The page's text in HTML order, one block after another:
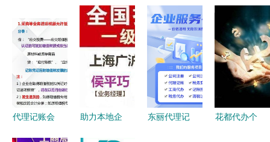
办指南 让
资质审批成
为我的幸运
符
们的代办代
理，开启副
业新篇章
取许可的智
慧之选与核
心价值解析
业执照全攻
略 一站式
解析工商注
册与代理记
账服务
代理记账会
助力本地企
东丽代理记
花都代办个